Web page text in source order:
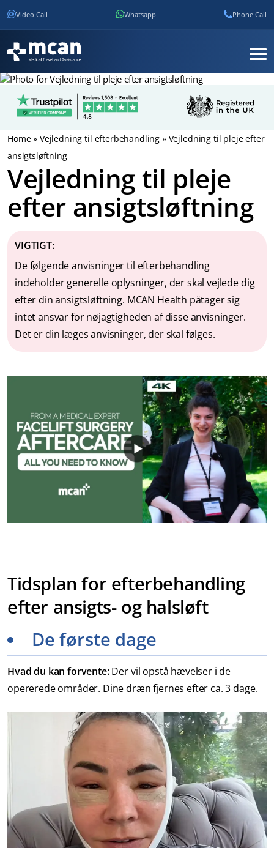
Video Call Whatsapp Phone Call
Home» Vejledning til efterbehandling » Vejledning til pleje efter
ansigtsløftning
Vejledning til pleje
efter ansigtsløftning
VIGTIGT:
De følgende anvisninger til efterbehandling
indeholder generelle oplysninger, der skal vejlede dig
efter din ansigtsløftning. MCAN Health påtager sig
intet ansvar for nøjagtigheden af disse anvisninger.
Det er din læges anvisninger, der skal følges.
Tidsplan for efterbehandling
efter ansigts- og halsløft
De første dage
Hvad du kan forvente:Der vil opstå hævelser i de
opererede områder. Dine dræn fjernes efter ca. 3 dage.